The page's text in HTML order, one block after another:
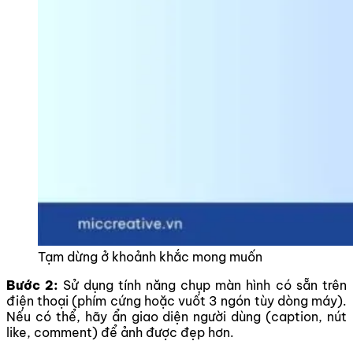
Tạm dừng ở khoảnh khắc mong muốn
Bước 2: Sử dụng tính năng chụp màn hình có sẵn trên
điện thoại (phím cứng hoặc vuốt 3 ngón tùy dòng máy).
Nếu có thể, hãy ẩn giao diện người dùng (caption, nút
like, comment) để ảnh được đẹp hơn.